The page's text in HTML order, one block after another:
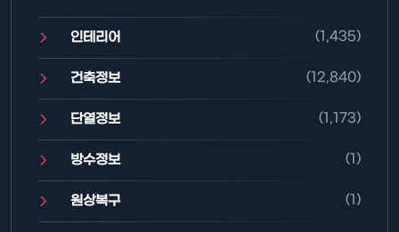
인테리어 (1,435)
건축정보 (12,840)
단열정보 (1,173)
방수정보 (1)
원상복구 (1)